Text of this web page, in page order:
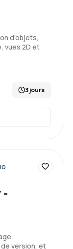
d’objets,
vues 2D et
3 jours
-
version, et